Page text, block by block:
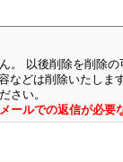
。 以後削除を削除
などは削除いたします
さい。
ールでの返信が必要